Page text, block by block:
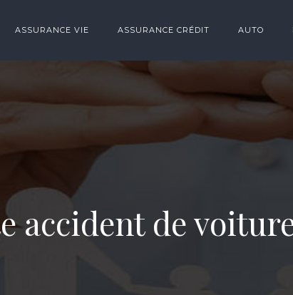
ASSURANCE VIE ASSURANCE CRÉDIT AUTO
accident de